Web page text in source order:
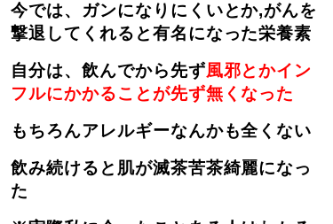
今では、ガンになりにくいとか,がんを
撃退してくれると有名になった栄養素
自分は、飲んでから先ず風邪とかイン
フルにかかることが先ず無くなった
もちろんアレルギーなんかも全くない
飲み続けると肌が滅茶苦茶綺麗になっ
た